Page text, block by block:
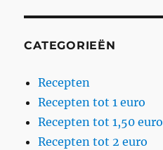
CATEGORIEËN
Recepten
Recepten tot 1 euro
Recepten tot 1,50 euro
Recepten tot 2 euro